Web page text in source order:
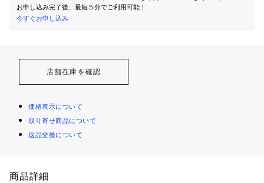
お申し込み完了後、最短５分でご利用可能！
今すぐお申し込み
店舗在庫を確認
価格表示について
取り寄せ商品について
返品交換について
商品詳細